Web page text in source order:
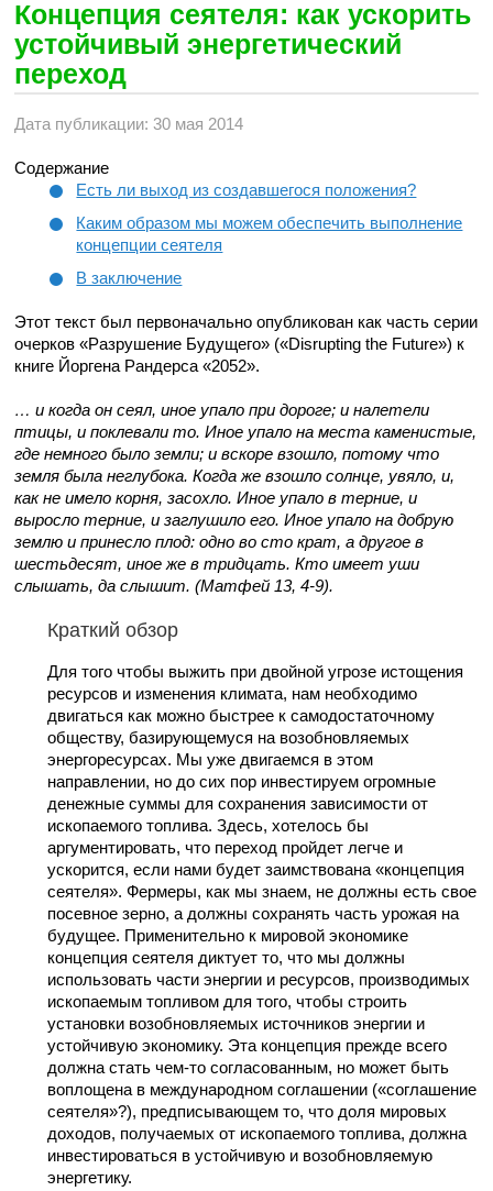
Концепция сеятеля: как ускорить
устойчивый энергетический
переход
Дата публикации: 30 мая 2014
Содержание
Есть ли выход из создавшегося положения?
Каким образом мы можем обеспечить выполнение
концепции сеятеля
В заключение
Этот текст был первоначально опубликован как часть серии
очерков «Разрушение Будущего» («Disrupting the Future») к
книге Йоргена Рандерса «2052».
… и когда он сеял, иное упало при дороге; и налетели
птицы, и поклевали то. Иное упало на места каменистые,
где немного было земли; и вскоре взошло, потому что
земля была неглубока. Когда же взошло солнце, увяло, и,
как не имело корня, засохло. Иное упало в терние, и
выросло терние, и заглушило его. Иное упало на добрую
землю и принесло плод: одно во сто крат, а другое в
шестьдесят, иное же в тридцать. Кто имеет уши
слышать, да слышит. (Матфей 13, 4-9).
Краткий обзор
Для того чтобы выжить при двойной угрозе истощения
ресурсов и изменения климата, нам необходимо
двигаться как можно быстрее к самодостаточному
обществу, базирующемуся на возобновляемых
энергоресурсах. Мы уже двигаемся в этом
направлении, но до сих пор инвестируем огромные
денежные суммы для сохранения зависимости от
ископаемого топлива. Здесь, хотелось бы
аргументировать, что переход пройдет легче и
ускорится, если нами будет заимствована «концепция
сеятеля». Фермеры, как мы знаем, не должны есть свое
посевное зерно, а должны сохранять часть урожая на
будущее. Применительно к мировой экономике
концепция сеятеля диктует то, что мы должны
использовать части энергии и ресурсов, производимых
ископаемым топливом для того, чтобы строить
установки возобновляемых источников энергии и
устойчивую экономику. Эта концепция прежде всего
должна стать чем-то согласованным, но может быть
воплощена в международном соглашении («соглашение
сеятеля»?), предписывающем то, что доля мировых
доходов, получаемых от ископаемого топлива, должна
инвестироваться в устойчивую и возобновляемую
энергетику.